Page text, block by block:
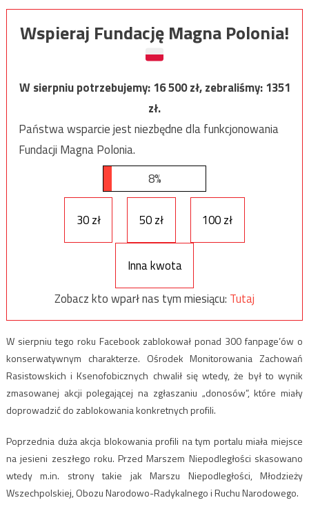
Wspieraj Fundację Magna Polonia!
W sierpniu potrzebujemy:16 500zł, zebraliśmy:1351
zł.
Państwa wsparcie jest niezbędne dla funkcjonowania
Fundacji Magna Polonia.
8%
30 zł 50 zł 100 zł
Inna kwota
Zobacz kto wparł nas tym miesiącu: Tutaj
W sierpniu tego roku Facebook zablokował ponad 300 fanpage’ów o
konserwatywnym charakterze. Ośrodek Monitorowania Zachowań
Rasistowskich i Ksenofobicznych chwalił się wtedy, że był to wynik
zmasowanej akcji polegającej na zgłaszaniu „donosów”, które miały
doprowadzić do zablokowania konkretnych profili.
Poprzednia duża akcja blokowania profili na tym portalu miała miejsce
na jesieni zeszłego roku. Przed Marszem Niepodległości skasowano
wtedy m.in. strony takie jak Marszu Niepodległości, Młodzieży
Wszechpolskiej, Obozu Narodowo-Radykalnego i Ruchu Narodowego.